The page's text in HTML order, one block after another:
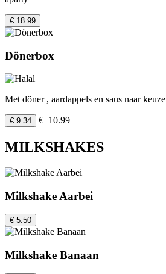
€ 18.99
Dönerbox
Met döner , aardappels en saus naar keuze
€ 9.34 € 10.99
MILKSHAKES
Milkshake Aarbei
€ 5.50
Milkshake Banaan